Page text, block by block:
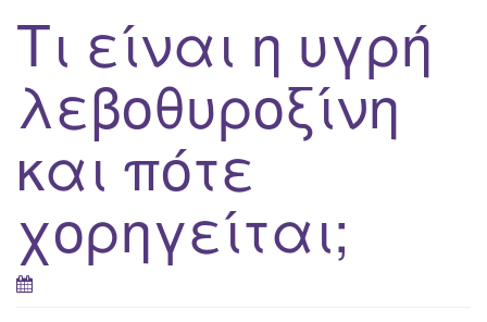
Τι είναι η υγρή
λεβοθυροξίνη
και πότε
χορηγείται;